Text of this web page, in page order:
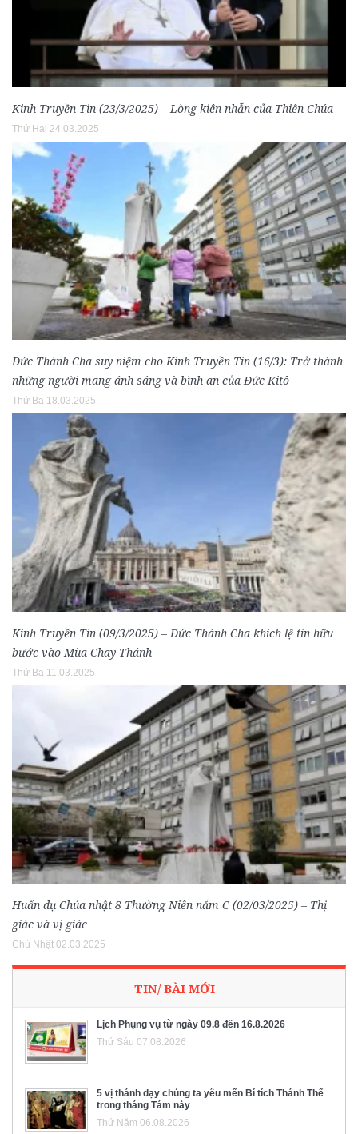
Kinh Truyền Tin (23/3/2025) – Lòng kiên nhẫn của Thiên Chúa
Thứ Hai 24.03.2025
Đức Thánh Cha suy niệm cho Kinh Truyền Tin (16/3): Trở thành
những người mang ánh sáng và bình an của Đức Kitô
Thứ Ba 18.03.2025
Kinh Truyền Tin (09/3/2025) – Đức Thánh Cha khích lệ tín hữu
bước vào Mùa Chay Thánh
Thứ Ba 11.03.2025
Huấn dụ Chúa nhật 8 Thường Niên năm C (02/03/2025) – Thị
giác và vị giác
Chủ Nhật 02.03.2025
TIN/ BÀI MỚI
Lịch Phụng vụ từ ngày 09.8 đến 16.8.2026
Thứ Sáu 07.08.2026
5 vị thánh dạy chúng ta yêu mến Bí tích Thánh Thể
trong tháng Tám này
Thứ Năm 06.08.2026